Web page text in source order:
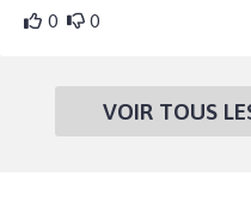
0 0
VOIR TOUS